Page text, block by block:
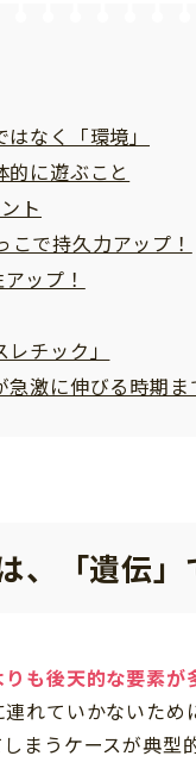
なく「環境」
に遊ぶこと
ト
で持久力アップ！
ップ！
チック」
激に伸びる時期ま
、「遺伝」
も後天的な要素が
れていかないた
まうケースが典型的